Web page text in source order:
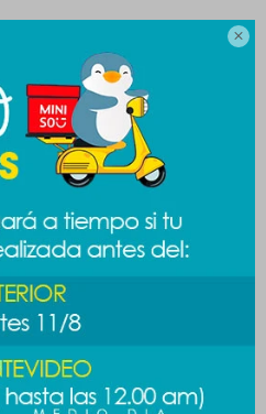

pueden interesar